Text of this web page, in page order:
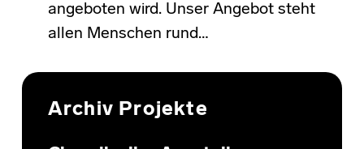
angeboten wird. Unser Angebot steht
allen Menschen rund…
Archiv Projekte